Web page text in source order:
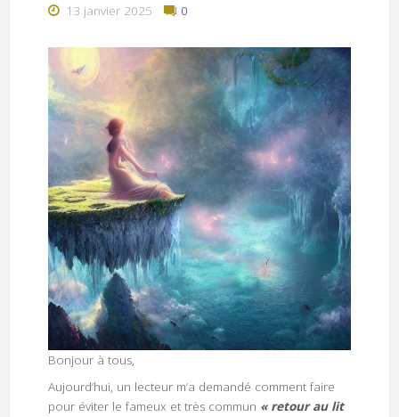
13 janvier 2025 0
Bonjour à tous,
Aujourd’hui, un lecteur m’a demandé comment faire
pour éviter le fameux et très commun « retour au lit